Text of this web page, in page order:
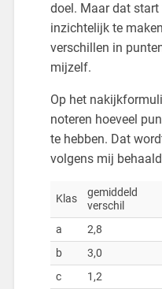
doel. Maar dat
inzichtelijk te
verschillen in
mijzelf.
Op het
noteren hoeveel
te hebben. Dat
volgens mij
Klas
gemiddeld
verschil
a 2,8
b
3,0
c
1,2